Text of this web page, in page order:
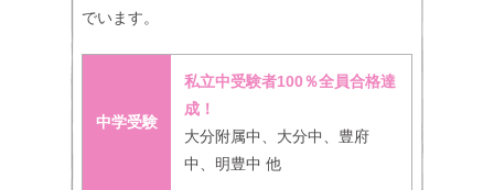
でいます。
中学受験
私立中受験者100％全員合格達
成！
大分附属中、大分中、豊府
中、明豊中 他